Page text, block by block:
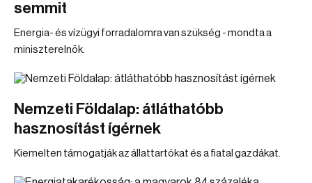
semmit
Energia- és vízügyi forradalomra van szükség - mondta a
miniszterelnök.
Nemzeti Földalap: átláthatóbb
hasznosítást ígérnek
Kiemelten támogatják az állattartókat és a fiatal gazdákat.